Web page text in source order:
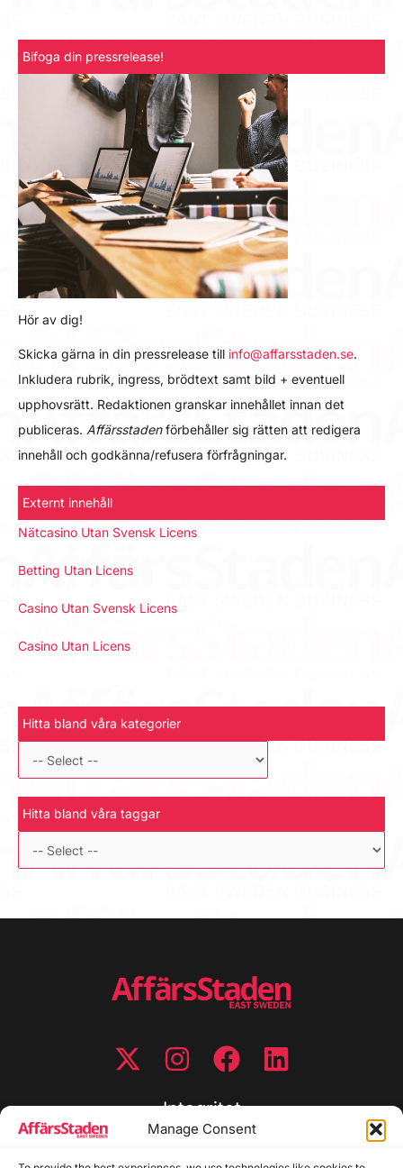
Manage Consent
Bifoga din pressrelease!
Hör av dig!
Skicka gärna in din pressrelease till info@affarsstaden.se.
Inkludera rubrik, ingress, brödtext samt bild + eventuell
upphovsrätt. Redaktionen granskar innehållet innan det
publiceras. Affärsstadenförbehåller sig rätten att redigera
innehåll och godkänna/refusera förfrågningar.
Externt innehåll
Nätcasino Utan Svensk Licens
Betting Utan Licens
Casino Utan Svensk Licens
Casino Utan Licens
Hitta bland våra kategorier
Hitta bland våra taggar
Integritet